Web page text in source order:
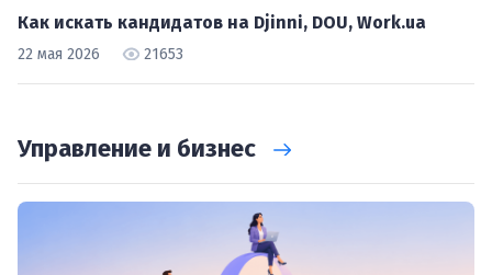
Как искать кандидатов на Djinni, DOU, Work.ua
22 мая 2026 21653
Управление и бизнес